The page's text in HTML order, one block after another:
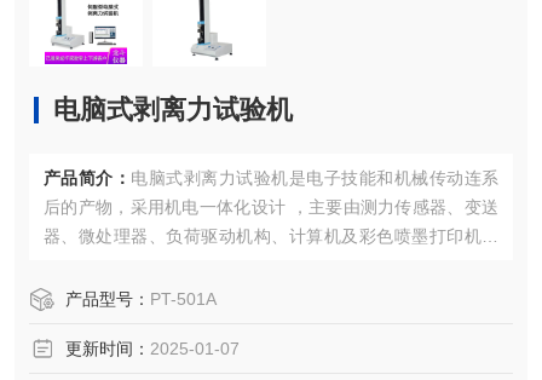
电脑式剥离力试验机
产品简介： 电脑式剥离力试验机是电子技能和机械传动连系
后的产物，采用机电一体化设计 ，主要由测力传感器、变送
器、微处理器、负荷驱动机构、计算机及彩色喷墨打印机构
产品型号： PT-501A
更新时间： 2025-01-07